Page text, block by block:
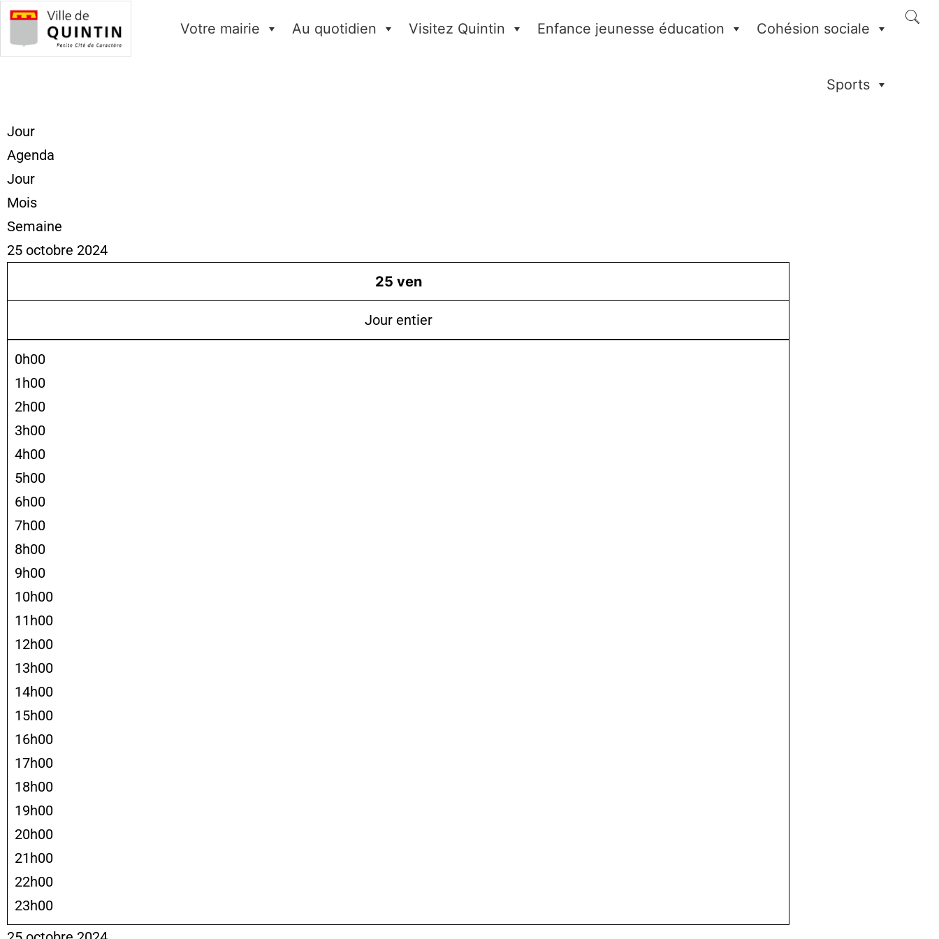
Votre mairie Au quotidien Visitez Quintin Enfance jeunesse éducation Cohésion sociale
Sports
Jour
Agenda
Jour
Mois
Semaine
25 octobre 2024
25 ven
Jour entier
0h00
1h00
2h00
3h00
4h00
5h00
6h00
7h00
8h00
9h00
10h00
11h00
12h00
13h00
14h00
15h00
16h00
17h00
18h00
19h00
20h00
21h00
22h00
23h00